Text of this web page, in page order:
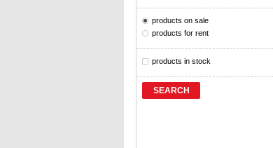
products on sale
products for rent
products in stock
SEARCH